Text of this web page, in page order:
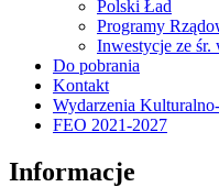
Polski Ład
Programy
Inwestycje ze śr.
Do pobrania
Kontakt
Wydarzenia
FEO 2021-2027
Informacje